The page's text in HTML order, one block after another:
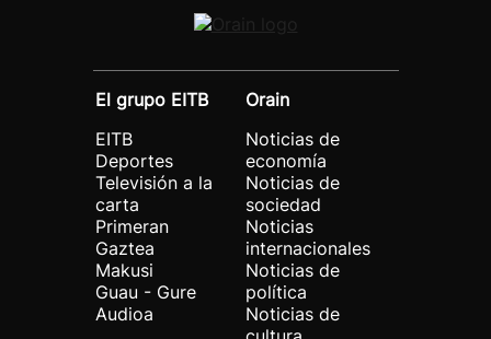
El grupo EITB
EITB
Deportes
Televisión a la
carta
Primeran
Gaztea
Makusi
Guau - Gure
Audioa
Orain
Noticias de
economía
Noticias de
sociedad
Noticias
internacionales
Noticias de
política
Noticias de